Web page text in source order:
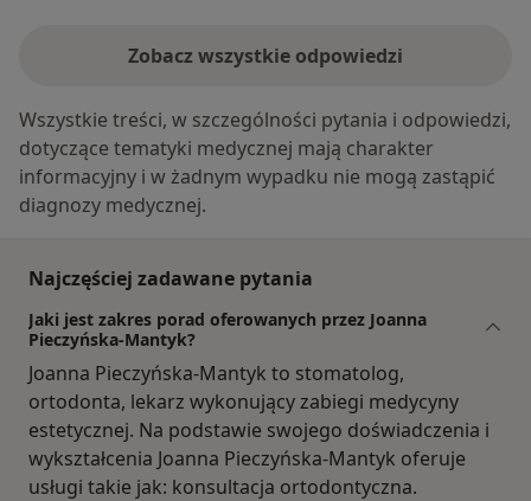
Zobacz wszystkie odpowiedzi
Wszystkie treści, w szczególności pytania i odpowiedzi,
dotyczące tematyki medycznej mają charakter
informacyjny i w żadnym wypadku nie mogą zastąpić
diagnozy medycznej.
Najczęściej zadawane pytania
Jaki jest zakres porad oferowanych przez Joanna
Pieczyńska-Mantyk?
Joanna Pieczyńska-Mantyk to stomatolog,
ortodonta, lekarz wykonujący zabiegi medycyny
estetycznej. Na podstawie swojego doświadczenia i
wykształcenia Joanna Pieczyńska-Mantyk oferuje
usługi takie jak: konsultacja ortodontyczna.